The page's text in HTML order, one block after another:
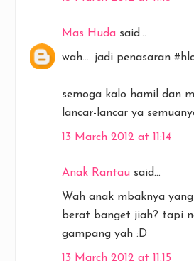
Mas Huda said...
wah.... jadi penasaran
semoga kalo hamil dan
lancar-lancar ya
13 March 2012 at 11:14
Anak Rantau said...
Wah anak mbaknya
berat banget jiah? tapi
gampang yah :D
13 March 2012 at 11:15